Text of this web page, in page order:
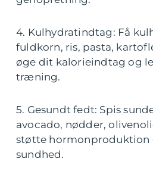
4. Kulhydratindtag: Få
fuldkorn, ris, pasta,
øge dit kalorieindtag og
træning.
5. Gesundt fedt: Spis
avocado, nødder,
støtte hormonproduktion
sundhed.